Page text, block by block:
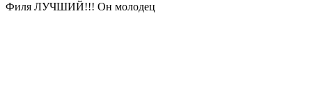
Филя ЛУЧШИЙ!!! Он молодец